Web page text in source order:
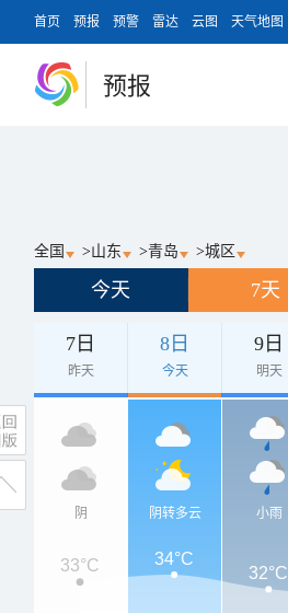
首页 预报 预警 雷达 云图 天气地图
预报
全国 >山东 >青岛 >城区
今天 7天
7日
昨天
8日
今天
9日
明天
阴 阴转多云 小雨
33°C 34°C
32°C